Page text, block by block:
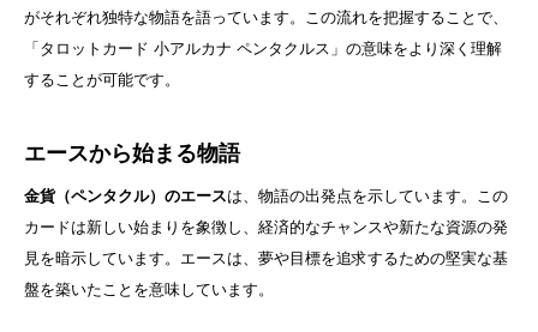
がそれぞれ独特な物語を語っています。この流れを把握することで、
「タロットカード 小アルカナ ペンタクルス」の意味をより深く理解
することが可能です。
エースから始まる物語
金貨（ペンタクル）のエースは、物語の出発点を示しています。この
カードは新しい始まりを象徴し、経済的なチャンスや新たな資源の発
見を暗示しています。エースは、夢や目標を追求するための堅実な基
盤を築いたことを意味しています。